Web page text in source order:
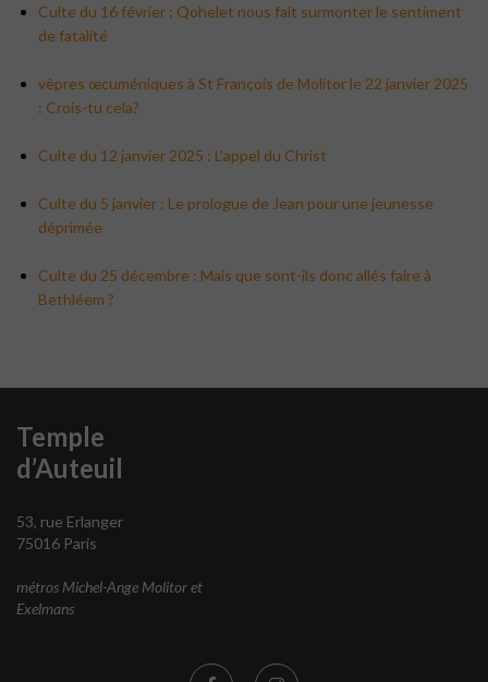
Culte du 16 février : Qohelet nous fait surmonter le sentiment
de fatalité
vêpres œcuméniques à St François de Molitor le 22 janvier 2025
: Crois-tu cela?
Culte du 12 janvier 2025 : L’appel du Christ
Culte du 5 janvier : Le prologue de Jean pour une jeunesse
déprimée
Culte du 25 décembre : Mais que sont-ils donc allés faire à
Bethléem ?
Temple
d’Auteuil
53, rue Erlanger
75016 Paris
métros Michel-Ange Molitor et
Exelmans